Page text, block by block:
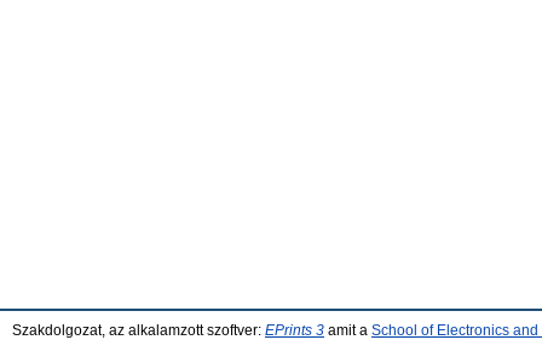
Szakdolgozat, az alkalamzott szoftver: EPrints 3 amit a School of Electronics